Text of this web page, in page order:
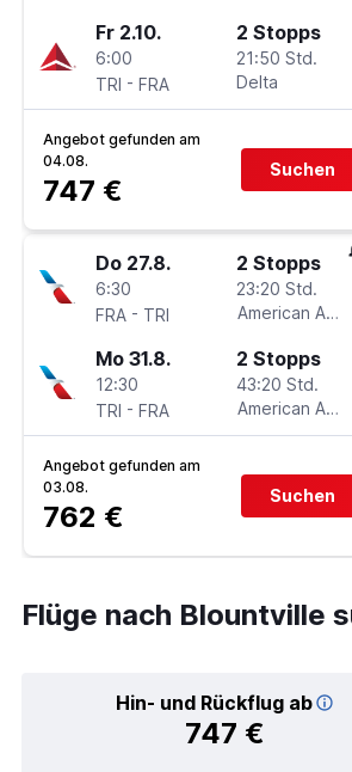
Fr 2.10.
6:00
TRI - FRA
2 Stopps
21:50 Std.
Delta
Angebot gefunden am
04.08.
747 €
Suchen
Do 27.8.
6:30
FRA - TRI
2 Stopps
23:20 Std.
American
Mo 31.8.
12:30
TRI - FRA
2 Stopps
43:20 Std.
American
Angebot gefunden am
03.08.
762 €
Suchen
Flüge nach Blountville
Hin- und Rückflug ab
747 €